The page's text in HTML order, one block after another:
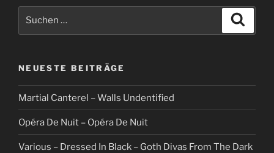
NEUESTE BEITRÄGE
Martial Canterel – Walls Undentified
Opéra De Nuit – Opéra De Nuit
Various – Dressed In Black – Goth Divas From The Dark